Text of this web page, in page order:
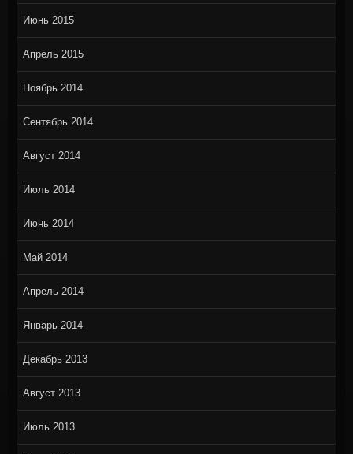
Июнь 2015
Апрель 2015
Ноябрь 2014
Сентябрь 2014
Август 2014
Июль 2014
Июнь 2014
Май 2014
Апрель 2014
Январь 2014
Декабрь 2013
Август 2013
Июль 2013